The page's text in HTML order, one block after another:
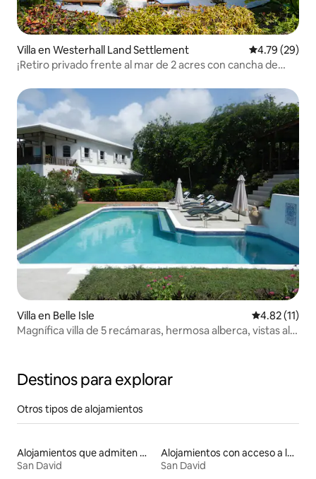
Villa en Westerhall Land Settlement Calificación
4.79 (29)
¡Retiro privado frente al mar de 2 acres con cancha de
Villa en Belle Isle Calificación
4.82 (11)
Magnífica villa de 5 recámaras, hermosa alberca, vistas al
Destinos para explorar
Otros tipos de alojamientos
Alojamientos que admiten mascotas
San David
Alojamientos con acceso a la playa
San David